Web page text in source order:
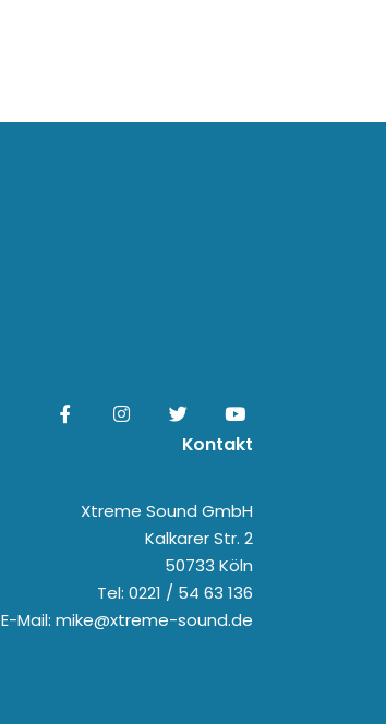
Kontakt
Xtreme Sound GmbH
Kalkarer Str. 2
50733 Köln
Tel: 0221 / 54 63 136
E-Mail: mike@xtreme-sound.de